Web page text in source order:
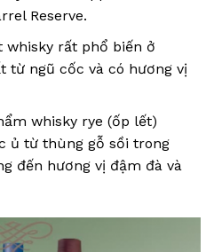
Reserve.
rất phổ biến ở
từ ngũ cốc và có hương vị
whisky rye (ốp lết)
ủ từ thùng gỗ sồi trong
đến hương vị đậm đà và